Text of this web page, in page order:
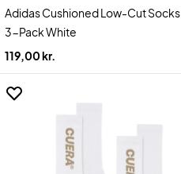
Adidas Cushioned Low-Cut Socks
3-Pack White
119,00 kr.